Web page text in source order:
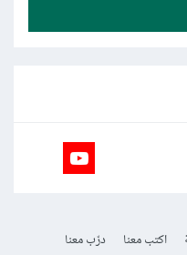
اكتب معنا
درّب معنا